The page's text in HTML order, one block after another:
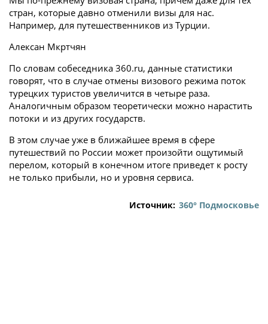
стран, которые давно отменили визы для нас.
Например, для путешественников из Турции.
Алексан Мкртчян
По словам собеседника 360.ru, данные статистики
говорят, что в случае отмены визового режима поток
турецких туристов увеличится в четыре раза.
Аналогичным образом теоретически можно нарастить
потоки и из других государств.
В этом случае уже в ближайшее время в сфере
путешествий по России может произойти ощутимый
перелом, который в конечном итоге приведет к росту
не только прибыли, но и уровня сервиса.
Источник: 360° Подмосковье